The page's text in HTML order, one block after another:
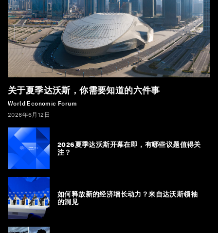
关于夏季达沃斯，你需要知道的六件事
World Economic Forum
2026年6月12日
2026夏季达沃斯开幕在即，有哪些议题值得关
注？
如何释放新的经济增长动力？来自达沃斯领袖
的洞见